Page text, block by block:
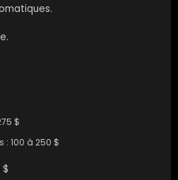
$
100 à 250 $